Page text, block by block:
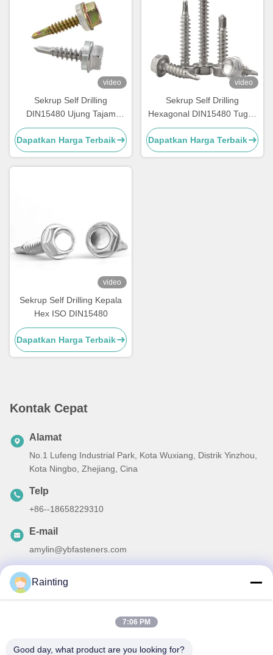
video
Sekrup Self Drilling
DIN15480 Ujung Tajam
Kepala Hex
Dapatkan Harga Terbaik
video
Sekrup Self Drilling
Hexagonal DIN15480 Tugas
Berat Dengan Washer
Dapatkan Harga Terbaik
video
Sekrup Self Drilling Kepala
Hex ISO DIN15480
Dapatkan Harga Terbaik
Kontak Cepat
Alamat
No.1 Lufeng Industrial Park, Kota Wuxiang, Distrik Yinzhou,
Kota Ningbo, Zhejiang, Cina
Telp
+86--18658229310
E-mail
amylin@ybfasteners.com
Sitemap | Cina Kualitas Baik Sekrup kepala
FASTENER CO.,LTD Semua hak dilindungi.
Rainting
7:06 PM
Good day, what product are you looking for?